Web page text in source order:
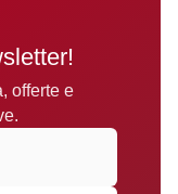
offerte e